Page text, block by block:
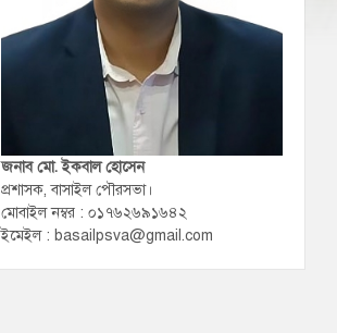
জনাব মো. ইকবাল হোসেন
প্রশাসক, বাসাইল পৌরসভা।
মোবাইল নম্বর : ০১৭৬২৬৯১৬৪২
ইমেইল : basailpsva@gmail.com